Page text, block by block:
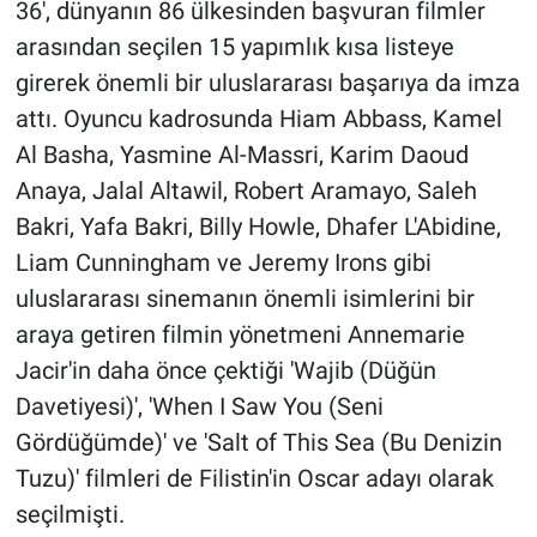
36', dünyanın 86 ülkesinden başvuran filmler
arasından seçilen 15 yapımlık kısa listeye
girerek önemli bir uluslararası başarıya da imza
attı. Oyuncu kadrosunda Hiam Abbass, Kamel
Al Basha, Yasmine Al-Massri, Karim Daoud
Anaya, Jalal Altawil, Robert Aramayo, Saleh
Bakri, Yafa Bakri, Billy Howle, Dhafer L'Abidine,
Liam Cunningham ve Jeremy Irons gibi
uluslararası sinemanın önemli isimlerini bir
araya getiren filmin yönetmeni Annemarie
Jacir'in daha önce çektiği 'Wajib (Düğün
Davetiyesi)', 'When I Saw You (Seni
Gördüğümde)' ve 'Salt of This Sea (Bu Denizin
Tuzu)' filmleri de Filistin'in Oscar adayı olarak
seçilmişti.